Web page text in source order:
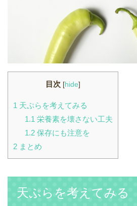
目次 [hide]
1 天ぷらを考えてみる
1.1 栄養素を壊さない工夫
1.2保存にも注意を
2 まとめ
天ぷらを考えてみる